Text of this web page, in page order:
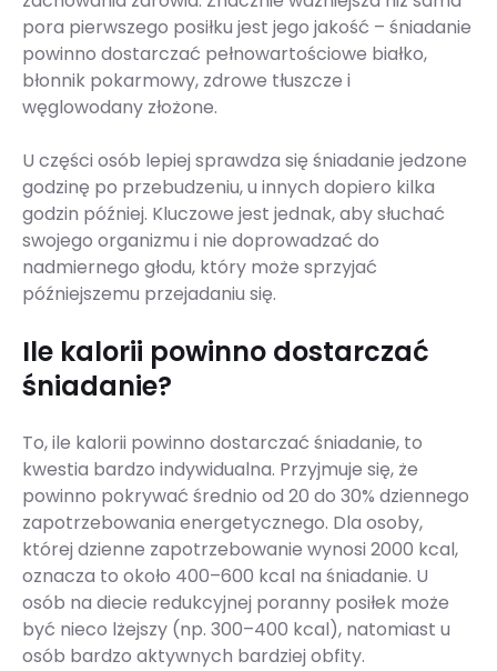
pora pierwszego posiłku jest jego jakość – śniadanie
powinno dostarczać pełnowartościowe białko,
błonnik pokarmowy, zdrowe tłuszcze i
węglowodany złożone.
U części osób lepiej sprawdza się śniadanie jedzone
godzinę po przebudzeniu, u innych dopiero kilka
godzin później. Kluczowe jest jednak, aby słuchać
swojego organizmu i nie doprowadzać do
nadmiernego głodu, który może sprzyjać
późniejszemu przejadaniu się.
Ile kalorii powinno dostarczać
śniadanie?
To, ile kalorii powinno dostarczać śniadanie, to
kwestia bardzo indywidualna. Przyjmuje się, że
powinno pokrywać średnio od 20 do 30% dziennego
zapotrzebowania energetycznego. Dla osoby,
której dzienne zapotrzebowanie wynosi 2000 kcal,
oznacza to około 400–600 kcal na śniadanie. U
osób na diecie redukcyjnej poranny posiłek może
być nieco lżejszy (np. 300–400 kcal), natomiast u
osób bardzo aktywnych bardziej obfity.